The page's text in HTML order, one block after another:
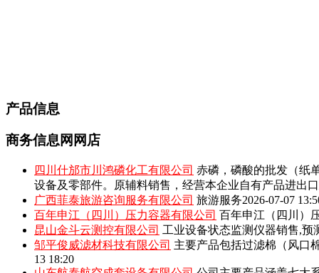
产品信息
商务信息网网店
四川什邡市川鸿磷化工有限公司 赤磷，磷酸的批发（纸
设备及零部件。原辅料销售，经营本企业自有产品进出
广西菲泰旅游咨询服务有限公司 旅游服务2026-07-07
百年申江（四川）压力容器有限公司 百年申江（四川）
昆山金斗云测控有限公司 工业设备状态监测仪器销售,预
邹平俊威滤材科技有限公司 主要产品包括‌过滤棉（风口
13 18:20